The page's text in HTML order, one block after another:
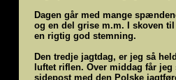
Dagen går med mange
og en del grise m.m. I skoven
en rigtig god stemning.
Den tredje jagtdag, er jeg så
luftet riflen. Over middag får
sidepost med den Polske